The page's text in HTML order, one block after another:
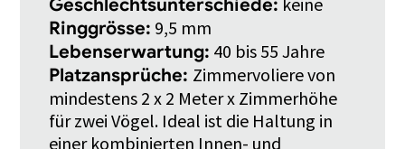
Geschlechtsunterschiede:
Ringgrösse: 9,5 mm
Lebenserwartung: 40 bis 55 Jahre
Platzansprüche: Zimmervoliere von
mindestens 2 x 2 Meter x Zimmerhöhe
für zwei Vögel. Ideal ist die Haltung in
einer kombinierten Innen- und